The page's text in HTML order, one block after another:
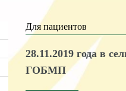
Для пациентов
28.11.2019 года в
ГОБМП